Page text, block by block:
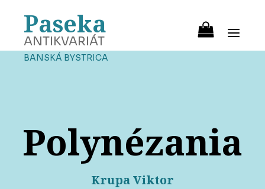
Paseka
ANTIKVARIÁT
BANSKÁ BYSTRICA
Polynézania
Krupa Viktor